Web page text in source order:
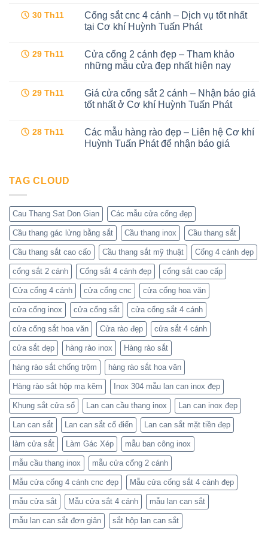
bình
luận
ở
sắt
cnc
4
đại
tại
Cơ
Tuấn
Phát
30 Th11
Cổng sắt cnc 4 cánh – Dịch vụ tốt nhất
tại Cơ khí Huỳnh Tuấn Phát
bình
luận
ở
cnc
4
cánh
vụ
tốt
nhất
29 Th11
Cửa cổng 2 cánh đẹp – Tham khảo
những mẫu cửa đẹp nhất hiện nay
bình
luận
ở
2
cánh
đẹp
nhất
hiện
nay
29 Th11
Giá cửa cổng sắt 2 cánh – Nhận báo giá
tốt nhất ở Cơ khí Huỳnh Tuấn Phát
bình
luận
ở
Nhận
báo
giá
tốt
nhất
ở
Cơ
khí
Huỳnh
Tuấn
Phát
28 Th11
Các mẫu hàng rào đẹp – Liên hệ Cơ khí
Huỳnh Tuấn Phát để nhận báo giá
hàng
rào
đẹp
–
Liên
hệ
Cơ
khí
Huỳnh
Tuấn
Phát
để
nhận
báo
giá
TAG CLOUD
Cau Thang Sat Don Gian Các mẫu cửa cổng đẹp
Cầu thang gác lửng bằng sắt Cầu thang inox Cầu thang sắt
Cầu thang sắt cao cấo Cầu thang sắt mỹ thuật Cổng 4 cánh đẹp
cổng sắt 2 cánh Cổng sắt 4 cánh đẹp cổng sắt cao cấp
Cửa cổng 4 cánh cửa cổng cnc cửa cổng hoa văn
cửa cổng inox cửa cổng sắt cửa cổng sắt 4 cánh
cửa cổng sắt hoa văn Cửa rào đẹp cửa sắt 4 cánh
cửa sắt đẹp hàng rào inox Hàng rào sắt
hàng rào sắt chống trộm hàng rào sắt hoa văn
Hàng rào sắt hộp mạ kẽm Inox 304 mẫu lan can inox đẹp
Khung sắt cửa sổ Lan can cầu thang inox Lan can inox đẹp
Lan can sắt Lan can sắt cổ điển Lan can sắt mặt tiền đẹp
làm cửa sắt Làm Gác Xép mẫu ban công inox
mẫu cầu thang inox mẫu cửa cổng 2 cánh
Mẫu cửa cổng 4 cánh cnc đẹp Mẫu cửa cổng sắt 4 cánh đẹp
mẫu cửa sắt Mẫu cửa sắt 4 cánh mẫu lan can sắt
mẫu lan can sắt đơn giản sắt hộp lan can sắt